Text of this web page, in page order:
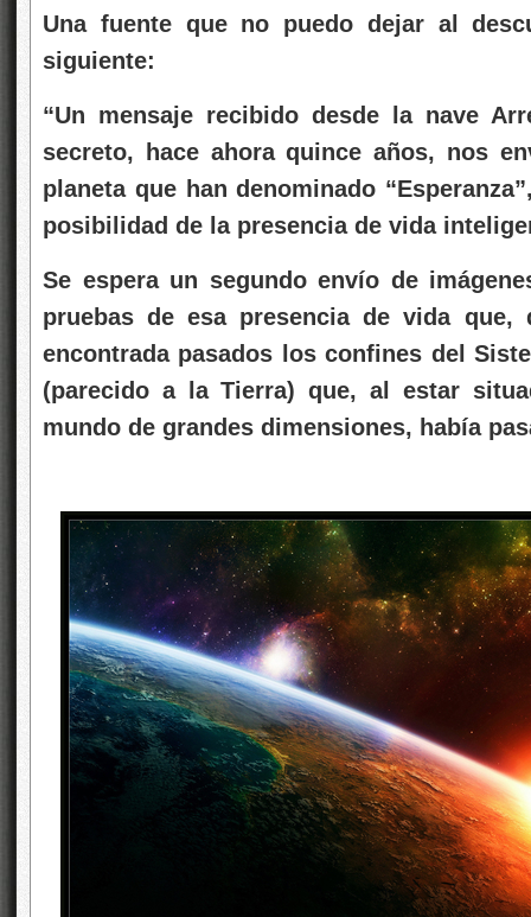
Esta
cierta
Una fuente que no puedo dejar al
siguiente:
“Un mensaje recibido desde la nave
secreto, hace ahora quince años, nos
planeta que han denominado
posibilidad de la presencia de vida
Se espera un segundo envío de
pruebas de esa presencia de vida que,
encontrada pasados los confines del
(parecido a la Tierra) que, al estar
mundo de grandes dimensiones, había